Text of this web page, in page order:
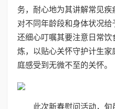
务，耐心地为其讲解常见
对不同年龄段和身体状况给
还细心叮嘱其要注意日常
炼，以贴心关怀守护计生
庭感受到无微不至的关怀。
此次新春慰问活动，